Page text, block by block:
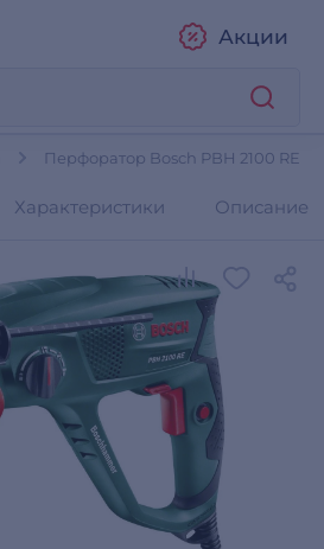
Акции
Перфоратор Bosch PBH 2100 RE
Характеристики Описание